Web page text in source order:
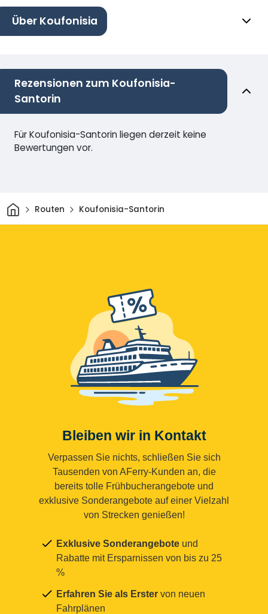
Über Koufonisia
Rezensionen zum Koufonisia-
Santorin
Für Koufonisia-Santorin liegen derzeit keine
Bewertungen vor.
HeimRouten Koufonisia-Santorin
Bleiben wir in Kontakt
Verpassen Sie nichts, schließen Sie sich
Tausenden von AFerry-Kunden an, die
bereits tolle Frühbucherangebote und
exklusive Sonderangebote auf einer Vielzahl
von Strecken genießen!
Exklusive Sonderangebote und
Rabatte mit Ersparnissen von bis zu 25
%
Erfahren Sie als Erster von neuen
Fahrplänen